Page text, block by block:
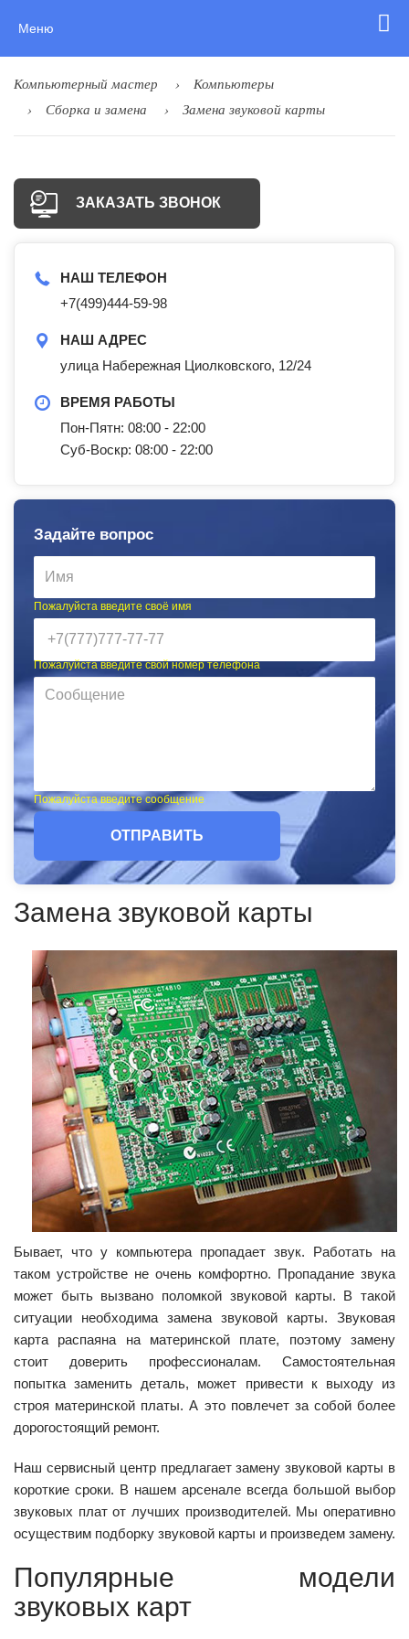
Меню
Компьютерный мастер
Компьютеры
Сборка и замена
Замена звуковой карты
ЗАКАЗАТЬ ЗВОНОК
НАШ ТЕЛЕФОН
+7(499)444-59-98
НАШ АДРЕС
улица Набережная Циолковского, 12/24
ВРЕМЯ РАБОТЫ
Пон-Пятн: 08:00 - 22:00
Суб-Воскр: 08:00 - 22:00
Задайте вопрос
Пожалуйста введите своё имя
Пожалуйста введите свой номер телефона
Пожалуйста введите сообщение
ОТПРАВИТЬ
Замена звуковой карты
Бывает, что у компьютера пропадает звук. Работать на
таком устройстве не очень комфортно. Пропадание звука
может быть вызвано поломкой звуковой карты. В такой
ситуации необходима замена звуковой карты. Звуковая
карта распаяна на материнской плате, поэтому замену
стоит доверить профессионалам. Самостоятельная
попытка заменить деталь, может привести к выходу из
строя материнской платы. А это повлечет за собой более
дорогостоящий ремонт.
Наш сервисный центр предлагает замену звуковой карты в
короткие сроки. В нашем арсенале всегда большой выбор
звуковых плат от лучших производителей. Мы оперативно
осуществим подборку звуковой карты и произведем замену.
Популярные модели
звуковых карт